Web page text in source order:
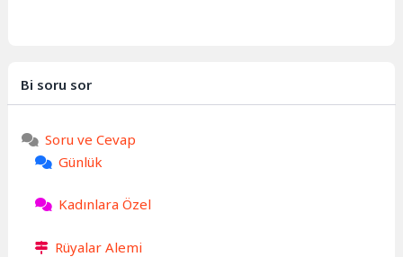
Bi soru sor
Soru ve Cevap
Günlük
Kadınlara Özel
Rüyalar Alemi